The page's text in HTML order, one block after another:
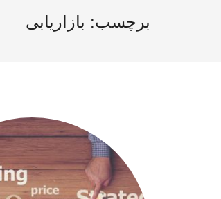
برچسب: بازاریابی